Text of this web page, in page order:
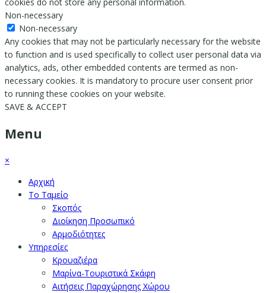
Non-necessary
Non-necessary
Any cookies that may not be particularly necessary for the website
to function and is used specifically to collect user personal data via
analytics, ads, other embedded contents are termed as non-
necessary cookies. It is mandatory to procure user consent prior
to running these cookies on your website.
SAVE & ACCEPT
Menu
×
Αρχική
Το Ταμείο
Σκοπός
Διοίκηση Προσωπικό
Αρμοδιότητες
Υπηρεσίες
Κρουαζιέρα
Μαρίνα-Τουριστικά Σκάφη
Αιτήσεις Παραχώρησης Χώρου